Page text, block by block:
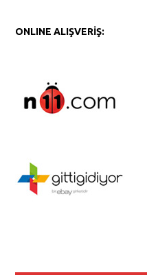
ONLINE ALIŞVERİŞ: